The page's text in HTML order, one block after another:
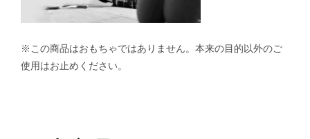
※この商品はおもちゃではありません。本来の目的以外のご
使用はお止めください。